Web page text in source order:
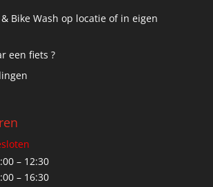
Bike Wash op locatie of in eigen
een fiets ?
– 12:30
– 16:30